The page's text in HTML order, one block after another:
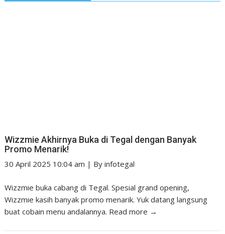
Wizzmie Akhirnya Buka di Tegal dengan Banyak
Promo Menarik!
30 April 2025 10:04 am | Byinfotegal
Wizzmie buka cabang di Tegal. Spesial grand opening,
Wizzmie kasih banyak promo menarik. Yuk datang langsung
buat cobain menu andalannya. Read more →